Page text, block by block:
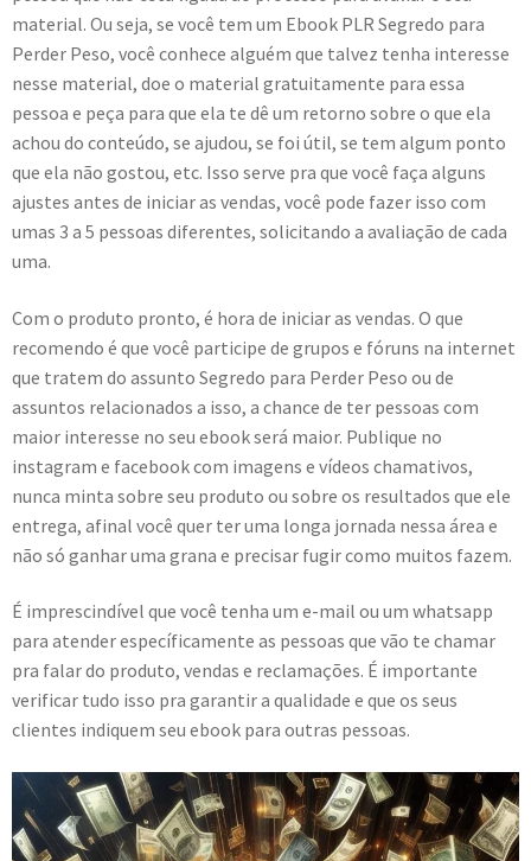
material. Ou seja, se você tem um Ebook PLR Segredo para
Perder Peso, você conhece alguém que talvez tenha interesse
nesse material, doe o material gratuitamente para essa
pessoa e peça para que ela te dê um retorno sobre o que ela
achou do conteúdo, se ajudou, se foi útil, se tem algum ponto
que ela não gostou, etc. Isso serve pra que você faça alguns
ajustes antes de iniciar as vendas, você pode fazer isso com
umas 3 a 5 pessoas diferentes, solicitando a avaliação de cada
uma.
Com o produto pronto, é hora de iniciar as vendas. O que
recomendo é que você participe de grupos e fóruns na internet
que tratem do assunto Segredo para Perder Peso ou de
assuntos relacionados a isso, a chance de ter pessoas com
maior interesse no seu ebook será maior. Publique no
instagram e facebook com imagens e vídeos chamativos,
nunca minta sobre seu produto ou sobre os resultados que ele
entrega, afinal você quer ter uma longa jornada nessa área e
não só ganhar uma grana e precisar fugir como muitos fazem.
É imprescindível que você tenha um e-mail ou um whatsapp
para atender específicamente as pessoas que vão te chamar
pra falar do produto, vendas e reclamações. É importante
verificar tudo isso pra garantir a qualidade e que os seus
clientes indiquem seu ebook para outras pessoas.